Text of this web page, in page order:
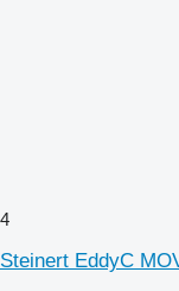
4
Steinert EddyC